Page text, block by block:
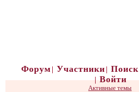
Форум Участники Поиск
Войти
Активные темы